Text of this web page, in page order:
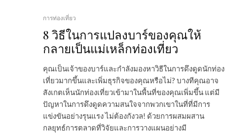
การท่องเที่ยว
8 วิธีในการแปลงบาร์ของคุณให้
กลายเป็นแม่เหล็กท่องเที่ยว
คุณเป็นเจ้าของบาร์และกำลังมองหาวิธีในการดึงดูดนักท่อง
เที่ยวมากขึ้นและเพิ่มธุรกิจของคุณหรือไม่? บางทีคุณอาจ
สังเกตเห็นนักท่องเที่ยวเข้ามาในพื้นที่ของคุณเพิ่มขึ้น แต่มี
ปัญหาในการดึงดูดความสนใจจากพวกเขาในที่ที่มีการ
แข่งขันอย่างรุนแรง ไม่ต้องกังวล! ด้วยการผสมผสาน
กลยุทธ์การตลาดที่วิจัยและการวางแผนอย่างมี